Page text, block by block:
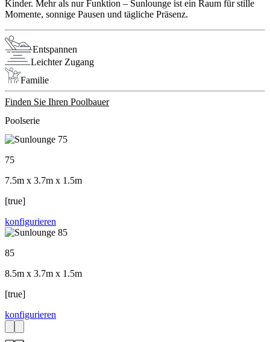
Kinder. Mehr als nur Funktion – Sunlounge ist ein Raum für stille
Momente, sonnige Pausen und tägliche Präsenz.
Entspannen
Leichter Zugang
Familie
Finden Sie Ihren Poolbauer
Poolserie
75
7.5m x 3.7m x 1.5m
[true]
konfigurieren
85
8.5m x 3.7m x 1.5m
[true]
konfigurieren